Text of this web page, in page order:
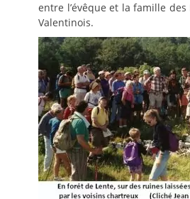
entre l’évêque et la famille des
Valentinois.